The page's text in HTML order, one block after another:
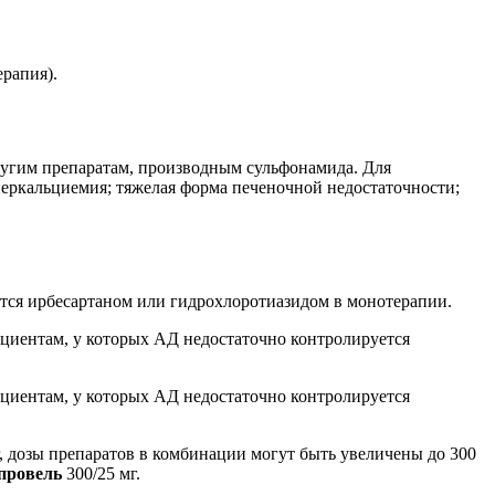
препаратам, производным сульфонамида. Для
тяжелая форма печеночной недостаточности;
ирбесартаном или гидрохлоротиазидом в монотерапии.
у которых АД недостаточно контролируется
у которых АД недостаточно контролируется
дозы препаратов в комбинации могут быть увеличены до 300
300/25 мг.